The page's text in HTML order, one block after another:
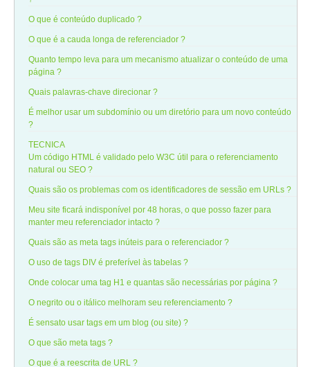
O que é conteúdo duplicado ?
O que é a cauda longa de referenciador ?
Quanto tempo leva para um mecanismo atualizar o conteúdo de uma
página ?
Quais palavras-chave direcionar ?
É melhor usar um subdomínio ou um diretório para um novo conteúdo
?
TECNICA
Um código HTML é validado pelo W3C útil para o referenciamento
natural ou SEO ?
Quais são os problemas com os identificadores de sessão em URLs ?
Meu site ficará indisponível por 48 horas, o que posso fazer para
manter meu referenciador intacto ?
Quais são as meta tags inúteis para o referenciador ?
O uso de tags DIV é preferível às tabelas ?
Onde colocar uma tag H1 e quantas são necessárias por página ?
O negrito ou o itálico melhoram seu referenciamento ?
É sensato usar tags em um blog (ou site) ?
O que são meta tags ?
O que é a reescrita de URL ?